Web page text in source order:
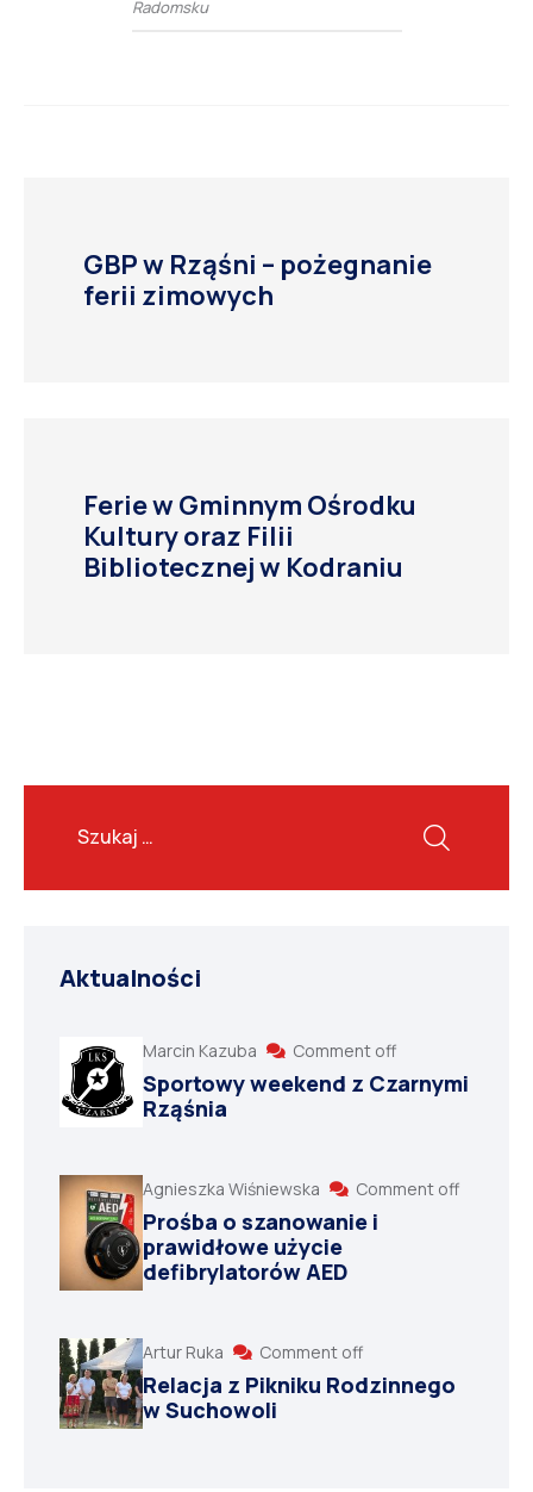
Radomsku
GBP w Rząśni – pożegnanie
ferii zimowych
Ferie w Gminnym Ośrodku
Kultury oraz Filii
Bibliotecznej w Kodraniu
Aktualności
Marcin Kazuba Comment off
Sportowy weekend z Czarnymi
Rząśnia
Agnieszka Wiśniewska Comment off
Prośba o szanowanie i
prawidłowe użycie
defibrylatorów AED
Artur Ruka Comment off
Relacja z Pikniku Rodzinnego
w Suchowoli